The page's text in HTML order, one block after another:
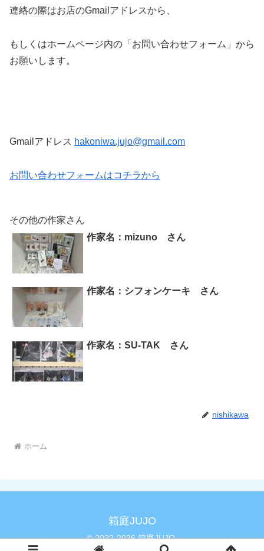
連絡の際はお店のGmailアドレスから、
もしくはホームページ内の「お問い合わせフォーム」から
お願いします。
Gmailアドレス hakoniwa.jujo@gmail.com
お問い合わせフォームはコチラから
その他の作家さん
作家名：mizuno さん
作家名：シフォンケーキ さん
作家名：SU-TAK さん
nishikawa
ホーム
箱庭JUJO
© 2022-2026 箱庭JUJO.